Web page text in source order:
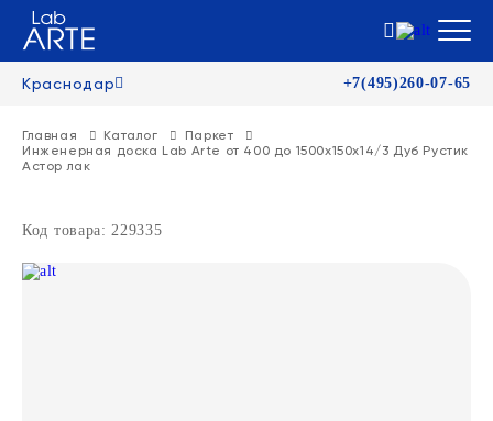
Краснодар +7(495)260-07-65
Главная Каталог
Паркет
Инженерная доска Lab Arte от 400 до 1500х150х14/3 Дуб Рустик
Астор лак
Код товара: 229335